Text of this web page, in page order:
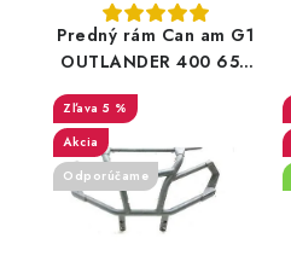
Predný rám Can am G1
OUTLANDER 400 650
5 %
Akcia
Odporúčame